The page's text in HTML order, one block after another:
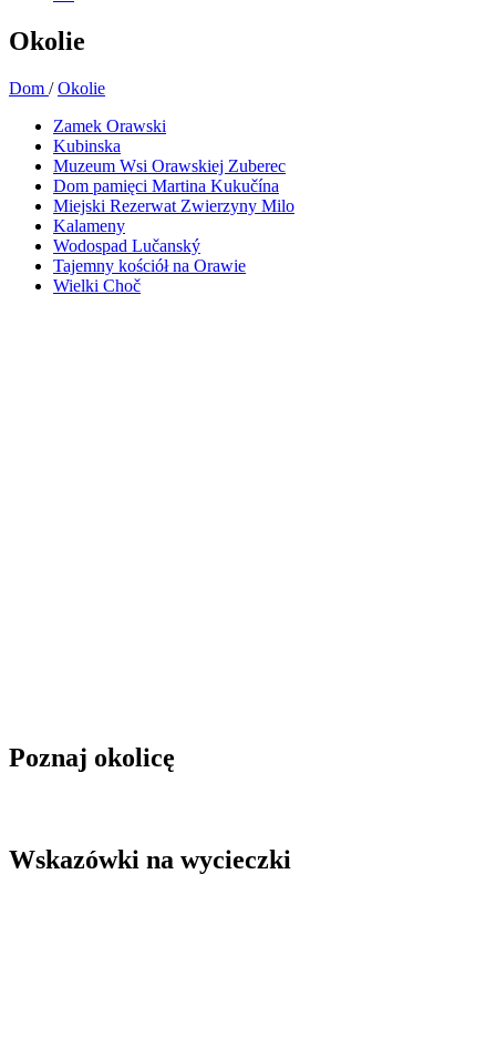
Okolie
Dom /Okolie
Zamek Orawski
Kubinska
Muzeum Wsi Orawskiej Zuberec
Dom pamięci Martina Kukučína
Miejski Rezerwat Zwierzyny Milo
Kalameny
Wodospad Lučanský
Tajemny kościół na Orawie
Wielki Choč
Poznaj okolicę
Wskazówki na wycieczki